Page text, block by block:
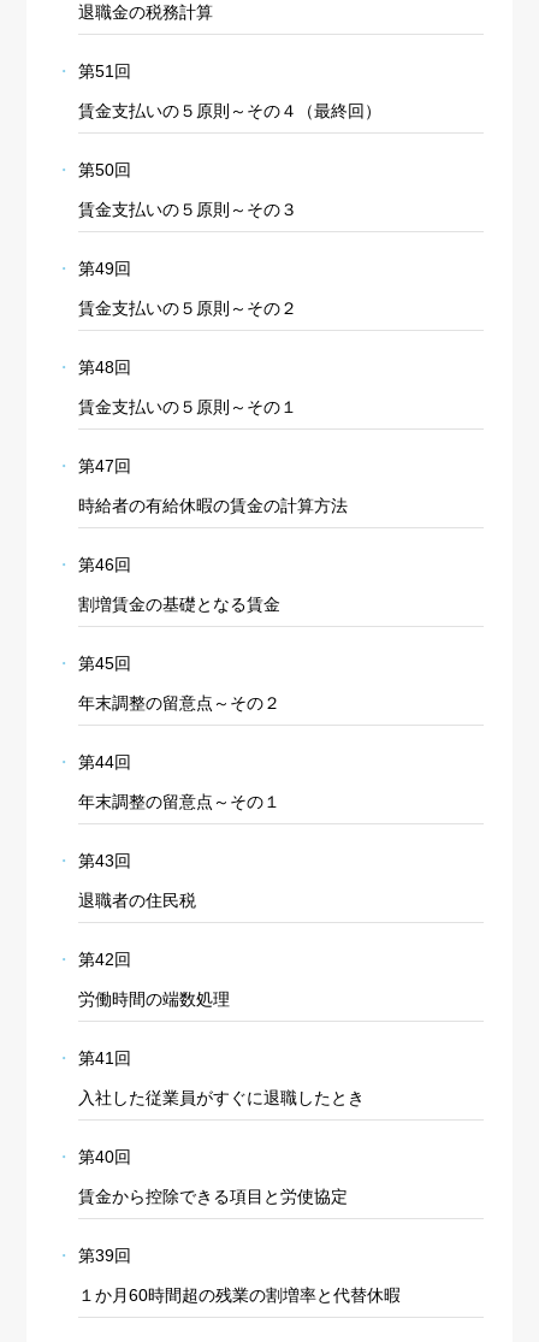
退職金の税務計算
第51回
賃金支払いの５原則～その４（最終回）
第50回
賃金支払いの５原則～その３
第49回
賃金支払いの５原則～その２
第48回
賃金支払いの５原則～その１
第47回
時給者の有給休暇の賃金の計算方法
第46回
割増賃金の基礎となる賃金
第45回
年末調整の留意点～その２
第44回
年末調整の留意点～その１
第43回
退職者の住民税
第42回
労働時間の端数処理
第41回
入社した従業員がすぐに退職したとき
第40回
賃金から控除できる項目と労使協定
第39回
１か月60時間超の残業の割増率と代替休暇